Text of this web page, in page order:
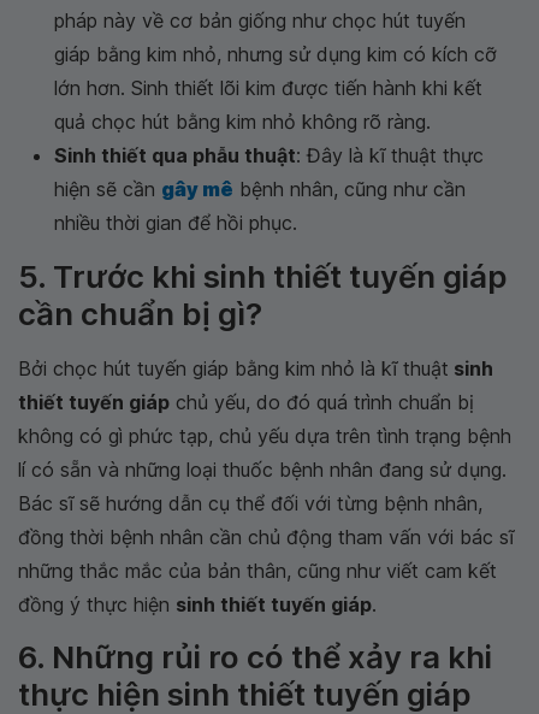
pháp này về cơ bản giống như chọc hút tuyến
giáp bằng kim nhỏ, nhưng sử dụng kim có kích cỡ
lớn hơn. Sinh thiết lõi kim được tiến hành khi kết
quả chọc hút bằng kim nhỏ không rõ ràng.
Sinh thiết qua phẫu thuật: Đây là kĩ thuật thực
hiện sẽ cần gây mê bệnh nhân, cũng như cần
nhiều thời gian để hồi phục.
5. Trước khi sinh thiết tuyến giáp
cần chuẩn bị gì?
Bởi chọc hút tuyến giáp bằng kim nhỏ là kĩ thuật sinh
thiết tuyến giáp chủ yếu, do đó quá trình chuẩn bị
không có gì phức tạp, chủ yếu dựa trên tình trạng bệnh
lí có sẵn và những loại thuốc bệnh nhân đang sử dụng.
Bác sĩ sẽ hướng dẫn cụ thể đối với từng bệnh nhân,
đồng thời bệnh nhân cần chủ động tham vấn với bác sĩ
những thắc mắc của bản thân, cũng như viết cam kết
đồng ý thực hiện sinh thiết tuyến giáp.
6. Những rủi ro có thể xảy ra khi
thực hiện sinh thiết tuyến giáp